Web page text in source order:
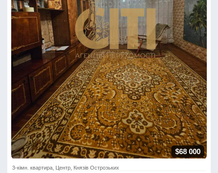
$68 000
3-кімн. квартира, Центр, Князів Острозьких